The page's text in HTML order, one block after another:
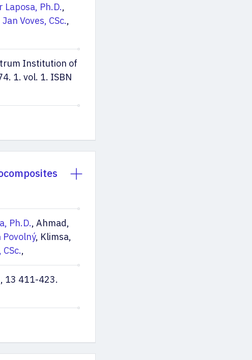
Ph.D.,
Voves, CSc.,
Institution of
1. vol. 1. ISBN
Ph.D., Ahmad,
Povolný, Klimsa,
,
13 411-423.